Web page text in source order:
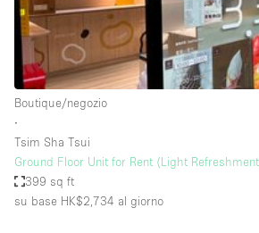
Tipo di spazio
Acquista Condividi
Atelier / Laboratorio
Boutique/negozio
∙
Tsim Sha Tsui
Ground Floor Unit for Rent (Light
399 sq ft
su base HK$2,734 al giorno